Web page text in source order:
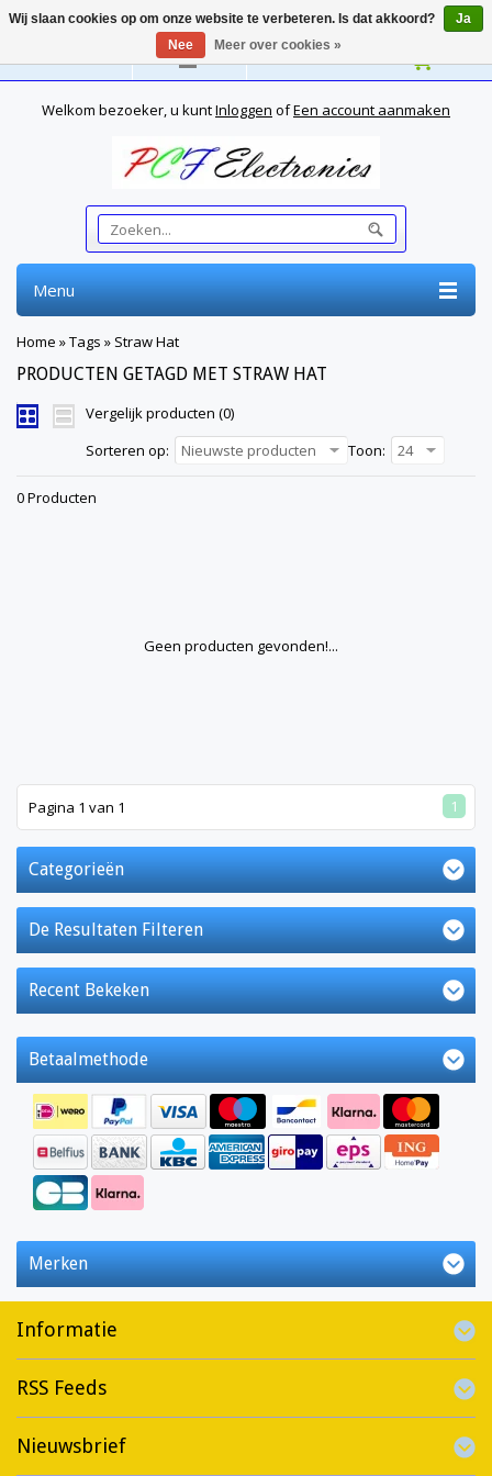
Nederlands
Welkom bezoeker, u kuntInloggen ofEen account aanmaken
Menu
Home »Tags » Straw Hat
PRODUCTEN GETAGD MET STRAW HAT
Vergelijk producten (0)
Sorteren op:
Nieuwste producten Toon: 24
0 Producten
Geen producten gevonden!...
Pagina 1 van 1 1
Categorieën
De Resultaten Filteren
Recent Bekeken
Betaalmethode
Merken
Informatie
RSS Feeds
Nieuwsbrief
Wij slaan cookies op om onze website te verbeteren. Is dat akkoord?
Ja
Nee
Meer over cookies »